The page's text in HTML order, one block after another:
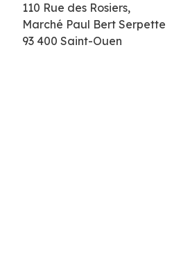
110 Rue des Rosiers,
Marché Paul Bert Serpette
93 400 Saint-Ouen